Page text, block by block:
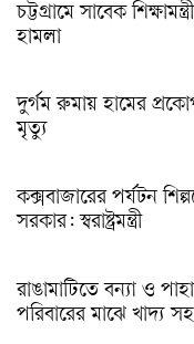
চট্টগ্রামে সাবেক
হামলা
দুর্গম রুমায় হামের
মৃত্যু
কক্সবাজারের পর্যটন
সরকার: স্বরাষ্ট্রমন্ত্রী
রাঙামাটিতে বন্যা ও
পরিবারের মাঝে খাদ্য